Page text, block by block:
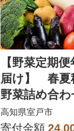
【野菜定期
届け】 春夏
野菜詰め合
レシピ付き
野菜セット
高知県室戸市
寄付金額